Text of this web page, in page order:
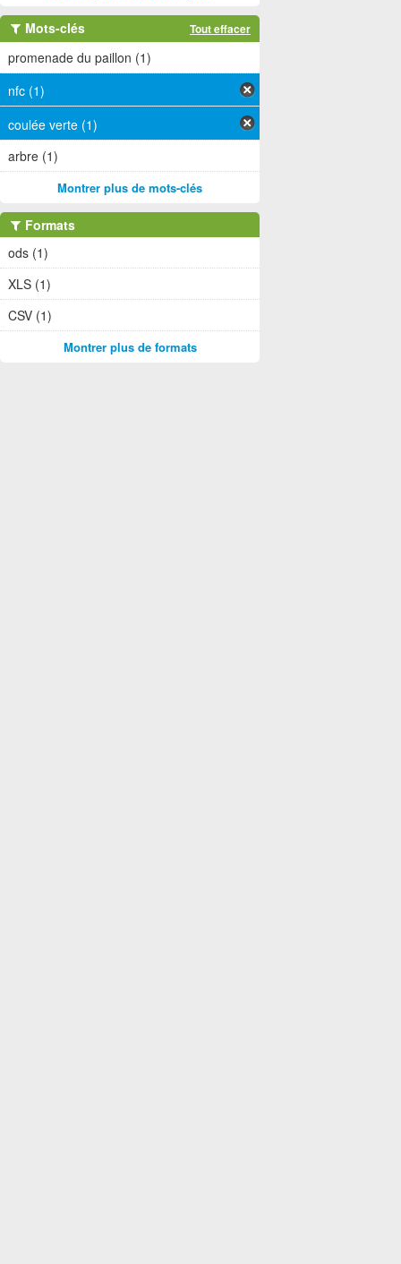
Mots-clés Tout effacer
promenade du paillon (1)
nfc (1)
coulée verte (1)
arbre (1)
Montrer plus de mots-clés
Formats
ods (1)
XLS (1)
CSV (1)
Montrer plus de formats